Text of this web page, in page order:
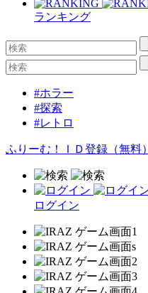
ランキング
#ホラー
#探索
#レトロ
ふりーむ！ＩＤ登録（無料）
ログイン